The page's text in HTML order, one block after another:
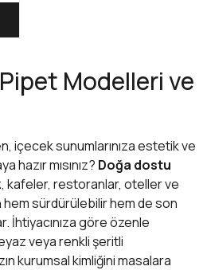
Modelleri ve
içecek sunumlarınıza estetik ve
hazır mısınız? Doğa dostu
, kafeler, restoranlar, oteller ve
sürdürülebilir hem de son
İhtiyacınıza göre özenle
veya renkli şeritli
kurumsal kimliğini masalara